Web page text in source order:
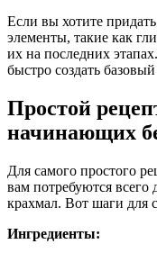
Если вы хотите
элементы, такие как
их на последних
быстро создать
Простой
начинающих
Для самого простого
вам потребуются
крахмал. Вот шаги для
Ингредиенты: